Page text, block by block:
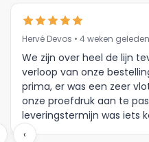
kan
gekozen
worden
op
de
productpagina
Hervé Devos • 4 weken geleden
We zijn over heel de lijn
verloop van onze
prima, er was een zeer
onze proefdruk aan te
leveringstermijn was iets
Meer moet dat niet zijn.
‹